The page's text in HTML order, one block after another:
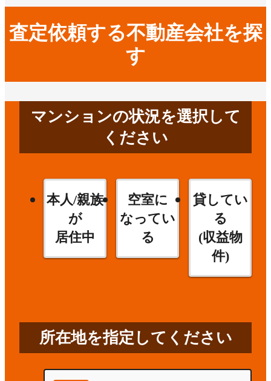
査定依頼する不動産会社を探
す
マンションの状況を選択して
ください
本人/親族
が
居住中
空室に
なってい
る
貸してい
る
(収益物
件)
所在地を指定してください